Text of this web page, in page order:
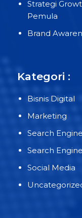
Strategi
Pemula
Brand
Kategori :
Bisnis Digital
Marketing
Search
Search
Social Media